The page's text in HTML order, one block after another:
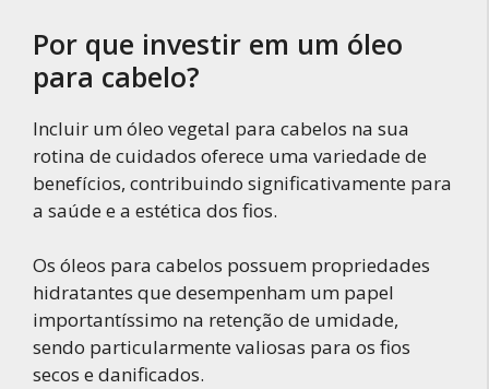
Por que investir em um óleo
para cabelo?
Incluir um óleo vegetal para cabelos na sua
rotina de cuidados oferece uma variedade de
benefícios, contribuindo significativamente para
a saúde e a estética dos fios.
Os óleos para cabelos possuem propriedades
hidratantes que desempenham um papel
importantíssimo na retenção de umidade,
sendo particularmente valiosas para os fios
secos e danificados.